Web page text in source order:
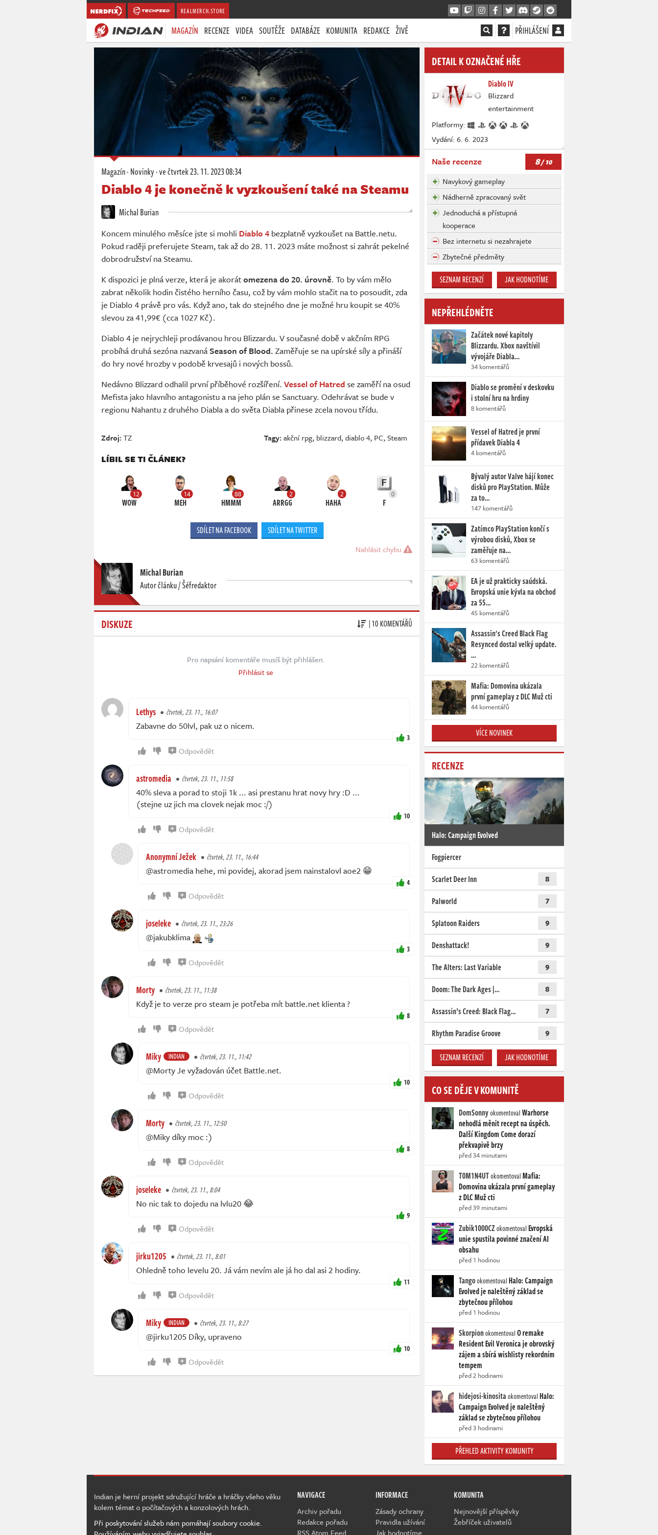
REALMERCH.STORE
MAGAZÍN RECENZE VIDEA SOUTĚŽE DATABÁZE KOMUNITA REDAKCE ŽIVĚ PŘIHLÁŠENÍ
Magazín·Novinky·ve čtvrtek23. 11. 2023 08:34
Diablo 4 je konečně k vyzkoušení také na Steamu
Michal Burian
Koncem minulého měsíce jste si mohli Diablo 4 bezplatně vyzkoušet na Battle.netu.
Pokud raději preferujete Steam, tak až do 28. 11. 2023 máte možnost si zahrát pekelné
dobrodružství na Steamu.
K dispozici je plná verze, která je akorátomezena do 20. úrovně. To by vám mělo
zabrat několik hodin čistého herního času, což by vám mohlo stačit na to posoudit, zda
je Diablo 4 právě pro vás. Když ano, tak do stejného dne je možné hru koupit se 40%
slevou za 41,99€ (cca 1027 Kč).
Diablo 4 je nejrychleji prodávanou hrou Blizzardu. V současné době v akčním RPG
probíhá druhá sezóna nazvanáSeason of Blood. Zaměřuje se na upírské síly a přináší
do hry nové hrozby v podobě krvesajů i nových bossů.
Nedávno Blizzard odhalil první příběhové rozšíření. Vessel of Hatred se zaměří na osud
Mefista jako hlavního antagonistu a na jeho plán se Sanctuary. Odehrávat se bude v
regionu Nahantu z druhého Diabla a do světa Diabla přinese zcela novou třídu.
Zdroj:TZ Tagy:akční rpg, blizzard,diablo 4, PC,Steam
LÍBIL SE TI ČLÁNEK?
12
WOW
14
MEH
88
HMMM
2
ARRGG
2
HAHA
0
F
SDÍLET NA FACEBOOK SDÍLET NA TWITTER
Nahlásit chybu
Michal Burian
Autor článku / Šéfredaktor
DISKUZE | 10 KOMENTÁŘŮ
Pro napsání komentáře musíš být přihlášen.
Přihlásit se
Lethys čtvrtek, 23. 11., 16:07
Zabavne do 50lvl, pak uz o nicem.
3
Odpovědět
astromedia čtvrtek, 23. 11., 11:58
40% sleva a porad to stoji 1k ... asi prestanu hrat novy hry :D ...
(stejne uz jich ma clovek nejak moc :/)
10
Odpovědět
Anonymní Ježek čtvrtek, 23. 11., 16:44
@astromedia hehe, mi povidej, akorad jsem nainstalovl aoe2 😁
4
Odpovědět
joseleke čtvrtek, 23. 11., 23:26
@jakubklima
3
Odpovědět
Morty čtvrtek, 23. 11., 11:38
Když je to verze pro steam je potřeba mít battle.net klienta ?
8
Odpovědět
Miky INDIAN čtvrtek, 23. 11., 11:42
@Morty Je vyžadován účet Battle.net.
10
Odpovědět
Morty čtvrtek, 23. 11., 12:50
@Miky díky moc :)
8
Odpovědět
joseleke čtvrtek, 23. 11., 8:04
No nic tak to dojedu na lvlu20 😂
9
Odpovědět
jirku1205 čtvrtek, 23. 11., 8:01
Ohledně toho levelu 20. Já vám nevím ale já ho dal asi 2 hodiny.
11
Odpovědět
Miky INDIAN čtvrtek, 23. 11., 8:27
@jirku1205 Díky, upraveno
10
Odpovědět
DETAIL K OZNAČENÉ HŘE
Diablo IV
Blizzard
entertainment
Platformy:
Vydání: 6. 6. 2023
Naše recenze 8/ 10
Navykový gameplay
Nádherně zpracovaný svět
Jednoduchá a přístupná
kooperace
Bez internetu si nezahrajete
Zbytečné předměty
SEZNAM RECENZÍ JAK HODNOTÍME
NEPŘEHLÉDNĚTE
Začátek nové kapitoly
Blizzardu. Xbox navštívil
vývojáře Diabla…
34 komentářů
Diablo se promění v deskovku
i stolní hru na hrdiny
8 komentářů
Vessel of Hatred je první
přídavek Diabla 4
4 komentářů
Bývalý autor Valve hájí konec
disků pro PlayStation. Může
za to…
147 komentářů
Zatímco PlayStation končí s
výrobou disků, Xbox se
zaměřuje na…
63 komentářů
EA je už prakticky saúdská.
Evropská unie kývla na obchod
za 55…
45 komentářů
Assassin's Creed Black Flag
Resynced dostal velký update.
…
22 komentářů
Mafia: Domovina ukázala
první gameplay z DLC Muž cti
44 komentářů
VÍCE NOVINEK
RECENZE
Halo: Campaign Evolved
Fogpiercer
Scarlet Deer Inn
8
Palworld 7
Splatoon Raiders 9
Denshattack! 9
The Alters: Last Variable 9
Doom: The Dark Ages |… 8
Assassin’s Creed: Black Flag… 7
Rhythm Paradise Groove 9
SEZNAM RECENZÍ JAK HODNOTÍME
CO SE DĚJE V KOMUNITĚ
DomSonnyokomentovalWarhorse
nehodlá měnit recept na úspěch.
Další Kingdom Come dorazí
překvapivě brzy
před 34 minutami
T0M1N4UTokomentovalMafia:
Domovina ukázala první gameplay
z DLC Muž cti
před 39 minutami
Zubik1000CZokomentoval Evropská
unie spustila povinné značení AI
obsahu
před 1 hodinou
Tangookomentoval Halo: Campaign
Evolved je naleštěný základ se
zbytečnou přílohou
před 1 hodinou
SkorpionokomentovalO remake
Resident Evil Veronica je obrovský
zájem a sbírá wishlisty rekordním
tempem
před 2 hodinami
hidejosi-kinositaokomentoval Halo:
Campaign Evolved je naleštěný
základ se zbytečnou přílohou
před 3 hodinami
PŘEHLED AKTIVITY KOMUNITY
NAVIGACE
Archiv pořadu
Redakce pořadu
RSS Atom Feed
INFORMACE
Zásady ochrany
Pravidla užívání
Jak hodnotíme
KOMUNITA
Nejnovější příspěvky
Žebříček uživatelů
Indian je herní projekt sdružující hráče a hráčky všeho věku
kolem témat o počítačových a konzolových hrách.
Při poskytování služeb nám pomáhají soubory cookie.